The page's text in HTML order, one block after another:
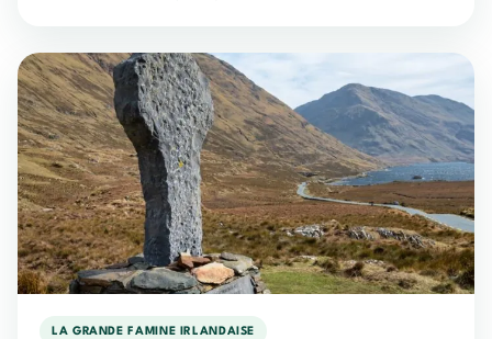
LA GRANDE FAMINE IRLANDAISE